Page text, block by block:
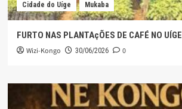
Cidade do Uíge Mukaba
FURTO NAS PLANTAçÕES DE CAFÉ NO UÍGE
Wizi-Kongo 30/06/2026 0